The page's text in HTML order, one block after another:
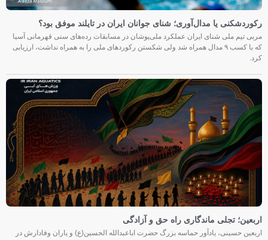
رکوردشکنی یا مدال‌آوری؛ شنای جوانان ایران در تایلند موفق بود؟
مربی تیم ملی شنای ایران عملکرد ملی‌پوشان در مسابقات رده‌های سنی قهرمانی آسیا
که با کسب ۹ مدال همراه شد ولی شکستن رکوردهای ملی را به همراه نداشت، ارزیابی
کرد.
اربعین؛ تجلی ماندگاری راه حق و آزادگی
اربعین حسینی، یادآور حماسه بزرگ حضرت اباعبدالله الحسین(ع) و یاران وفادارش در